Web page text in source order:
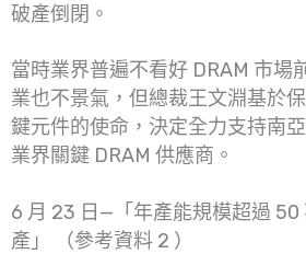
破產倒閉。
當時業界普遍不看好 DRAM 市場
業也不景氣，但總裁王文淵基於
鍵元件的使命，決定全力支持南
業界關鍵 DRAM 供應商。
6 月 23 日—「年產能規模超過
產」 （參考資料 2 ）